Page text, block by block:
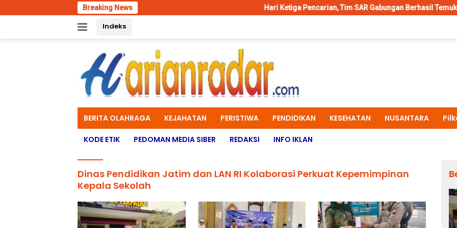
to
Breaking News Hari Ketiga Pencarian, Tim SAR Gabungan Berhasil Temukan Korban
Indeks
BERITA OLAHRAGA KEJAHATAN PERISTIWA PENDIDIKAN KESEHATAN NUSANTARA
KODE ETIK PEDOMAN MEDIA SIBER REDAKSI INFO IKLAN
Dinas Pendidikan Jatim dan LAN RI Kolaborasi Perkuat Kepemimpinan
Kepala Sekolah